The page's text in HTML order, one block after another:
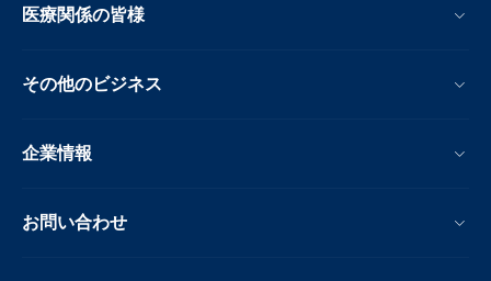
医療関係の皆様
その他のビジネス
企業情報
お問い合わせ